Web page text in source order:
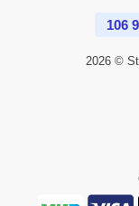
106
2026 ©